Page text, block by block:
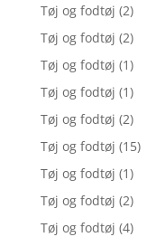
Tøj og fodtøj (2)
Tøj og fodtøj (2)
Tøj og fodtøj (1)
Tøj og fodtøj (1)
Tøj og fodtøj (2)
Tøj og fodtøj (15)
Tøj og fodtøj (1)
Tøj og fodtøj (2)
Tøj og fodtøj (4)